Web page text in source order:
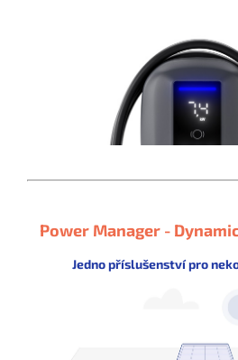
Power Manager -
Jedno příslušenství pro